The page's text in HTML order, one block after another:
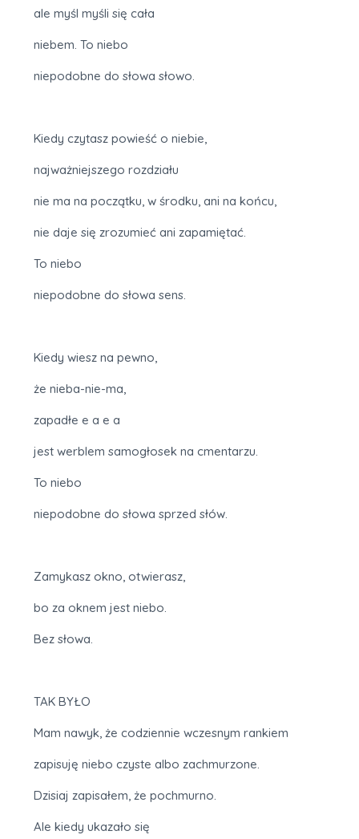
ale myśl myśli się cała
niebem. To niebo
niepodobne do słowa słowo.
Kiedy czytasz powieść o niebie,
najważniejszego rozdziału
nie ma na początku, w środku, ani na końcu,
nie daje się zrozumieć ani zapamiętać.
To niebo
niepodobne do słowa sens.
Kiedy wiesz na pewno,
że nieba-nie-ma,
zapadłe e a e a
jest werblem samogłosek na cmentarzu.
To niebo
niepodobne do słowa sprzed słów.
Zamykasz okno, otwierasz,
bo za oknem jest niebo.
Bez słowa.
TAK BYŁO
Mam nawyk, że codziennie wczesnym rankiem
zapisuję niebo czyste albo zachmurzone.
Dzisiaj zapisałem, że pochmurno.
Ale kiedy ukazało się